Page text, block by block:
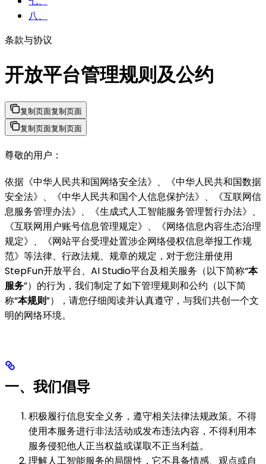
八、
条款与协议
开放平台管理规则及公约
复制页面复制页面
复制页面复制页面
尊敬的用户：
依据《中华人民共和国网络安全法》、《中华人民共和国数据
安全法》、《中华人民共和国个人信息保护法》、《互联网信
息服务管理办法》、《生成式人工智能服务管理暂行办法》、
《互联网用户账号信息管理规定》、《网络信息内容生态治理
规定》、《网站平台受理处置涉企网络侵权信息举报工作规
范》等法律、行政法规、规章的规定，对于您注册使用
StepFun开放平台、AI Studio平台及相关服务（以下简称“本
服务”）的行为，我们制定了如下管理规则和公约（以下简
称“本规则”），请您仔细阅读并认真遵守，与我们共创一个文
明的网络环境。
一、我们倡导
积极履行信息安全义务，遵守相关法律法规政策。不得
使用本服务进行非法活动或发布违法内容，不得利用本
服务侵犯他人正当权益或谋取不正当利益。
理解人工智能服务的局限性，它不具备情感、观点或自